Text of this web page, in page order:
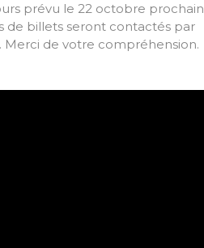
prévu le 22 octobre prochain
de billets seront contactés par
Merci de votre compréhension.